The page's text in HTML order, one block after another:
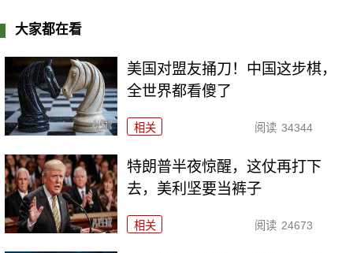
大家都在看
美国对盟友捅刀！中国这步棋，
全世界都看傻了
相关 阅读 34344
特朗普半夜惊醒，这仗再打下
去，美利坚要当裤子
相关 阅读 24673